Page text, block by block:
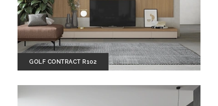
GOLF CONTRACT R102